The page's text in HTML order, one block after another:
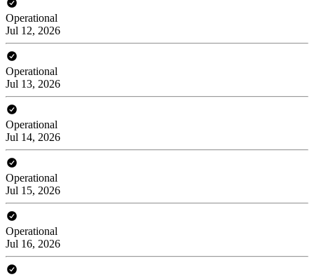
Operational
Jul 12, 2026
Operational
Jul 13, 2026
Operational
Jul 14, 2026
Operational
Jul 15, 2026
Operational
Jul 16, 2026